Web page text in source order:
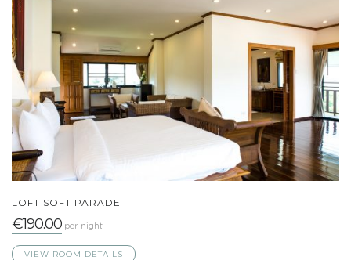
LOFT SOFT PARADE
€190.00 per night
VIEW ROOM DETAILS